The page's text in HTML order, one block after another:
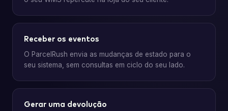
Receber os eventos
O ParcelRush envia as mudanças de estado para o
seu sistema, sem consultas em ciclo do seu lado.
Gerar uma devolução